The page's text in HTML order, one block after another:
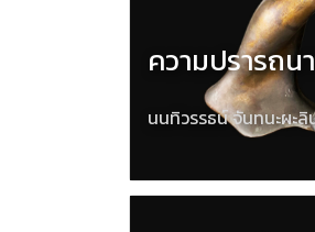
ความปรารถน
นนทิวรรธน์ จันทนะผะลิ